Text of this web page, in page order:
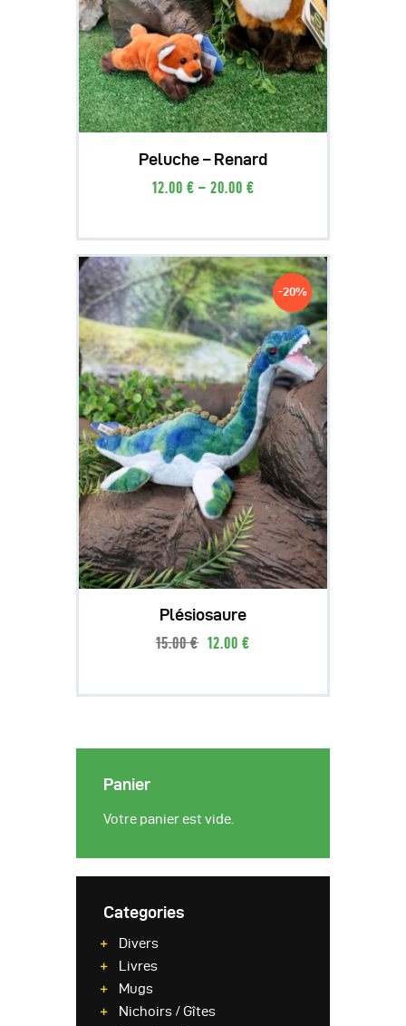
Peluche – Renard
12 00 € – 20 00 €
-20%
Plésiosaure
15.00 € 12.00 €
Panier
Votre panier est vide.
Categories
Divers
Livres
Mugs
Nichoirs / Gîtes